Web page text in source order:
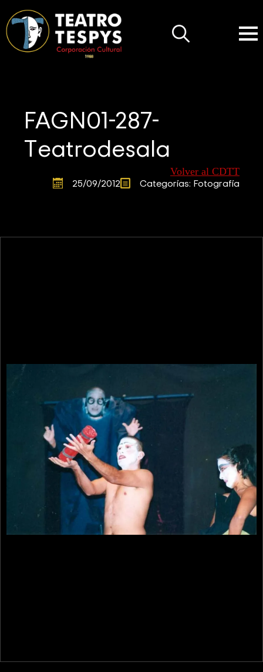
FAGN01-287-
Teatrodesala
Volver al CDTT
25/09/2012 Categorías: Fotografía